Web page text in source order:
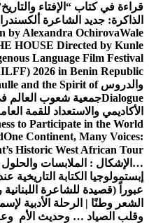
قراءة في كتاب “الإفتاء
الذاكرة: جديد الشاعرة
by Alexandra OchirovaWale
HOUSE Directed by Kunle
Language Film Festival
2026 in Benin Republic.
والدروسand the Spirit of
Dialogueجمعية شعوب العالم في
الأكاديمي والاستعداد للقمة
to Participate in the World
One Continent, Many Voices:
Historic West African Tour
…الإشكال : الملابسات والحلول
إبستمولوجيا الكتابة التاريخية
عبوراً (قصيدة للشاعرة اللبنانية
الشعر وطنًا | الرحلة الأدبية
وقلب الصياد … وحديث الأم